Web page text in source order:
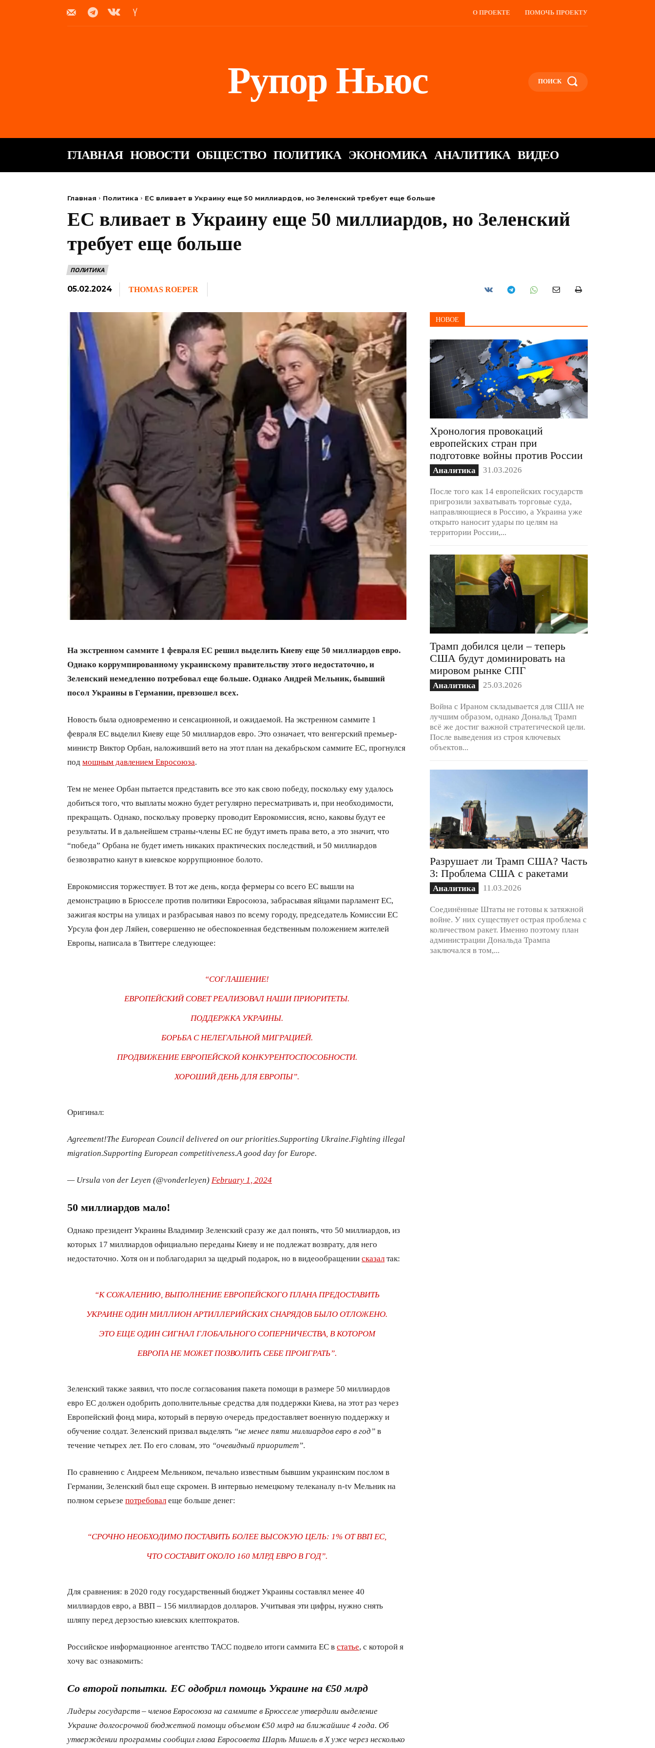
О ПРОЕКТЕ ПОМОЧЬ ПРОЕКТУ
Рупор Ньюс ПОИСК
ГЛАВНАЯ НОВОСТИ ОБЩЕСТВО ПОЛИТИКА ЭКОНОМИКА АНАЛИТИКА ВИДЕО
Главная Политика ЕС вливает в Украину еще 50 миллиардов, но Зеленский требует еще больше
ЕС вливает в Украину еще 50 миллиардов, но Зеленский
требует еще больше
ПОЛИТИКА
05.02.2024 THOMAS ROEPER
На экстренном саммите 1 февраля ЕС решил выделить Киеву еще 50 миллиардов евро.
Однако коррумпированному украинскому правительству этого недостаточно, и
Зеленский немедленно потребовал еще больше. Однако Андрей Мельник, бывший
посол Украины в Германии, превзошел всех.
Новость была одновременно и сенсационной, и ожидаемой. На экстренном саммите 1
февраля ЕС выделил Киеву еще 50 миллиардов евро. Это означает, что венгерский премьер-
министр Виктор Орбан, наложивший вето на этот план на декабрьском саммите ЕС, прогнулся
под мощным давлением Евросоюза
Тем не менее Орбан пытается представить все это как свою победу, поскольку ему удалось
добиться того, что выплаты можно будет регулярно пересматривать и, при необходимости,
прекращать. Однако, поскольку проверку проводит Еврокомиссия, ясно, каковы будут ее
результаты. И в дальнейшем страны-члены ЕС не будут иметь права вето, а это значит, что
“победа” Орбана не будет иметь никаких практических последствий, и 50 миллиардов
безвозвратно канут в киевское коррупционное болото.
Еврокомиссия торжествует. В тот же день, когда фермеры со всего ЕС вышли на
демонстрацию в Брюсселе против политики Евросоюза, забрасывая яйцами парламент ЕС,
зажигая костры на улицах и разбрасывая навоз по всему городу, председатель Комиссии ЕС
Урсула фон дер Ляйен, совершенно не обеспокоенная бедственным положением жителей
Европы, написала в Твиттере следующее:
“СОГЛАШЕНИЕ!
ЕВРОПЕЙСКИЙ СОВЕТ РЕАЛИЗОВАЛ НАШИ ПРИОРИТЕТЫ.
ПОДДЕРЖКА УКРАИНЫ.
БОРЬБА С НЕЛЕГАЛЬНОЙ МИГРАЦИЕЙ.
ПРОДВИЖЕНИЕ ЕВРОПЕЙСКОЙ КОНКУРЕНТОСПОСОБНОСТИ.
ХОРОШИЙ ДЕНЬ ДЛЯ ЕВРОПЫ”.
Оригинал:
Agreement!The European Council delivered on our priorities. Supporting Ukraine. Fighting illegal
migration. Supporting European competitiveness. A good day for Europe.
— Ursula von der Leyen (@vonderleyen) February 1, 2024
50 миллиардов мало!
Однако президент Украины Владимир Зеленский сразу же дал понять, что 50 миллиардов, из
которых 17 миллиардов официально переданы Киеву и не подлежат возврату, для него
недостаточно. Хотя он и поблагодарил за щедрый подарок, но в видеообращении сказал так:
“К СОЖАЛЕНИЮ, ВЫПОЛНЕНИЕ ЕВРОПЕЙСКОГО ПЛАНА ПРЕДОСТАВИТЬ
УКРАИНЕ ОДИН МИЛЛИОН АРТИЛЛЕРИЙСКИХ СНАРЯДОВ БЫЛО ОТЛОЖЕНО.
ЭТО ЕЩЕ ОДИН СИГНАЛ ГЛОБАЛЬНОГО СОПЕРНИЧЕСТВА, В КОТОРОМ
ЕВРОПА НЕ МОЖЕТ ПОЗВОЛИТЬ СЕБЕ ПРОИГРАТЬ”.
Зеленский также заявил, что после согласования пакета помощи в размере 50 миллиардов
евро ЕС должен одобрить дополнительные средства для поддержки Киева, на этот раз через
Европейский фонд мира, который в первую очередь предоставляет военную поддержку и
обучение солдат. Зеленский призвал выделять “не менее пяти миллиардов евро в год” в
течение четырех лет. По его словам, это “очевидный приоритет”
По сравнению с Андреем Мельником, печально известным бывшим украинским послом в
Германии, Зеленский был еще скромен. В интервью немецкому телеканалу n-tv Мельник на
полном серьезе потребовал еще больше денег:
“СРОЧНО НЕОБХОДИМО ПОСТАВИТЬ БОЛЕЕ ВЫСОКУЮ ЦЕЛЬ: 1% ОТ ВВП ЕС,
ЧТО СОСТАВИТ ОКОЛО 160 МЛРД ЕВРО В ГОД”.
Для сравнения: в 2020 году государственный бюджет Украины составлял менее 40
миллиардов евро, а ВВП – 156 миллиардов долларов. Учитывая эти цифры, нужно снять
шляпу перед дерзостью киевских клептократов.
Российское информационное агентство ТАСС подвело итоги саммита ЕС в статье , с которой я
хочу вас ознакомить:
Со второй попытки. ЕС одобрил помощь Украине на €50 млрд
Лидеры государств – членов Евросоюза на саммите в Брюсселе утвердили выделение
Украине долгосрочной бюджетной помощи объемом €50 млрд на ближайшие 4 года. Об
утверждении программы сообщил глава Евросовета Шарль Мишель в X уже через несколько
НОВОЕ
Хронология провокаций
европейских стран при
подготовке войны против России
Аналитика 31.03.2026
После того как 14 европейских государств
пригрозили захватывать торговые суда,
направляющиеся в Россию, а Украина уже
открыто наносит удары по целям на
территории России,...
Трамп добился цели – теперь
США будут доминировать на
мировом рынке СПГ
Аналитика 25.03.2026
Война с Ираном складывается для США не
лучшим образом, однако Дональд Трамп
всё же достиг важной стратегической цели.
После выведения из строя ключевых
объектов...
Разрушает ли Трамп США? Часть
3: Проблема США с ракетами
Аналитика 11.03.2026
Соединённые Штаты не готовы к затяжной
войне. У них существует острая проблема с
количеством ракет. Именно поэтому план
администрации Дональда Трампа
заключался в том,...